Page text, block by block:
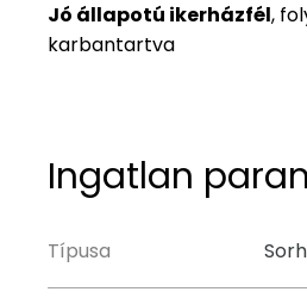
Jó állapotú ikerházfél,
karbantartva
Ingatlan
Típusa